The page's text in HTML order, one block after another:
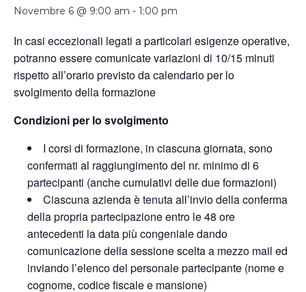
Novembre 6 @ 9:00 am - 1:00 pm
In casi eccezionali legati a particolari esigenze operative,
potranno essere comunicate variazioni di 10/15 minuti
rispetto all’orario previsto da calendario per lo
svolgimento della formazione
Condizioni per lo svolgimento
I corsi di formazione, in ciascuna giornata, sono
confermati al raggiungimento del nr. minimo di 6
partecipanti (anche cumulativi delle due formazioni)
Ciascuna azienda è tenuta all’invio della conferma
della propria partecipazione entro le 48 ore
antecedenti la data più congeniale dando
comunicazione della sessione scelta a mezzo mail ed
inviando l’elenco del personale partecipante (nome e
cognome, codice fiscale e mansione)